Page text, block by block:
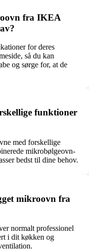
fra IKEA
for deres
så du kan
og sørge for, at de
funktioner
med forskellige
mikrobølgeovn-
bedst til dine behov.
mikroovn fra
normalt professionel
i dit køkken og